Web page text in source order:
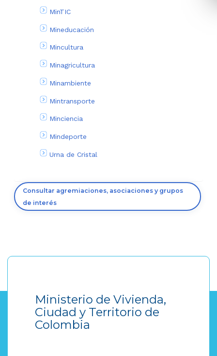
MinTIC
Mineducación
Mincultura
Minagricultura
Minambiente
Mintransporte
Minciencia
Mindeporte
Urna de Cristal
Consultar agremiaciones, asociaciones y grupos
de interés
Ministerio de Vivienda,
Ciudad y Territorio de
Colombia